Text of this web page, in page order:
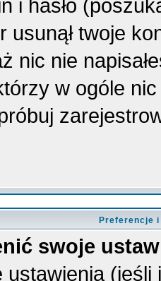
i hasło
usunął twoje
nic nie
w ogóle
Preferencje
swoje
ustawienia